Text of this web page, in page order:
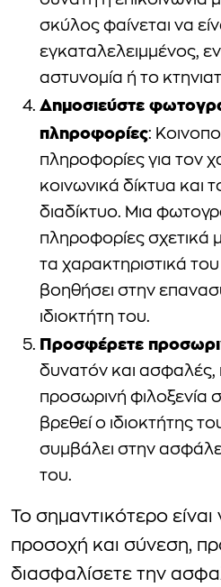
σκύλος φαίνεται να
εγκαταλελειμμένος,
αστυνομία ή το
Δημοσιεύστε
πληροφορίες:
πληροφορίες για τον
κοινωνικά δίκτυα και
διαδίκτυο. Μια
πληροφορίες σχετικά
τα χαρακτηριστικά
βοηθήσει στην
ιδιοκτήτη του.
Προσφέρετε
δυνατόν και
προσωρινή φιλοξενία
βρεθεί ο ιδιοκτήτης
συμβάλει στην
του.
Το σημαντικότερο
προσοχή και σύνεση,
διασφαλίσετε την